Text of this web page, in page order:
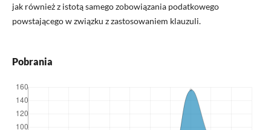
jak również z istotą samego zobowiązania podatkowego
powstającego w związku z zastosowaniem klauzuli.
Pobrania